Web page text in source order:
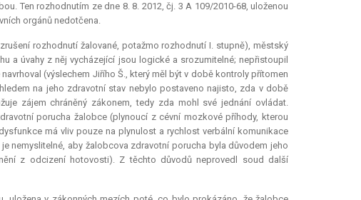
Ten rozhodnutím ze dne 8. 8. 2012, čj. 3 A 109/2010-68, uloženou
orgánů nedotčena.
rozhodnutí žalované, potažmo rozhodnutí I. stupně), městský
a úvahy z něj vycházející jsou logické a srozumitelné; nepřistoupil
(výslechem Jiřího Š., který měl být v době kontroly přítomen
na jeho zdravotní stav nebylo postaveno najisto, zda v době
zájem chráněný zákonem, tedy zda mohl své jednání ovládat.
porucha žalobce (plynoucí z cévní mozkové příhody, kterou
má vliv pouze na plynulost a rychlost verbální komunikace
nemyslitelné, aby žalobcova zdravotní porucha byla důvodem jeho
z odcizení hotovosti). Z těchto důvodů neprovedl soud další